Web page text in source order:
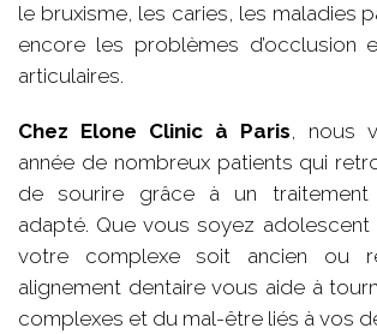
le bruxisme, les caries, les maladies
encore les problèmes d’occlusion
articulaires.
Chez Elone Clinic à Paris, nous
année de nombreux patients qui
de sourire grâce à un traitement
adapté. Que vous soyez
votre complexe soit ancien ou
alignement dentaire vous aide à
complexes et du mal-être liés à vos